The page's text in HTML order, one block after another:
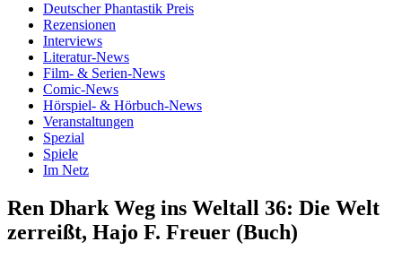
Deutscher Phantastik Preis
Rezensionen
Interviews
Literatur-News
Film- & Serien-News
Comic-News
Hörspiel- & Hörbuch-News
Veranstaltungen
Spezial
Spiele
Im Netz
Ren Dhark Weg ins Weltall 36: Die Welt
zerreißt, Hajo F. Freuer (Buch)